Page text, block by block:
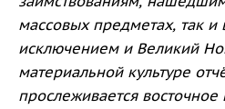
массовых предметах, так и
исключением и Великий
материальной культуре
прослеживается